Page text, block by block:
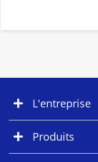
L'entreprise
Produits